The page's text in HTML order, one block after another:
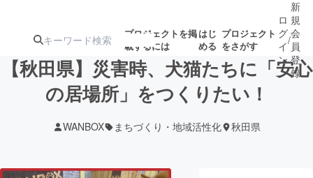
プロジェクトを掲
載するには
はじ
める
プロジェクト
をさがす
ターン
ジェクト
募集終了が近いプ
ロジェクト
されます
ロ
グ
イ
ン
/
新
規
会
員
登
録
【秋田県】災害時、犬猫たちに「安心
の居場所」をつくりたい！
WANBOX まちづくり・地域活性化 秋田県